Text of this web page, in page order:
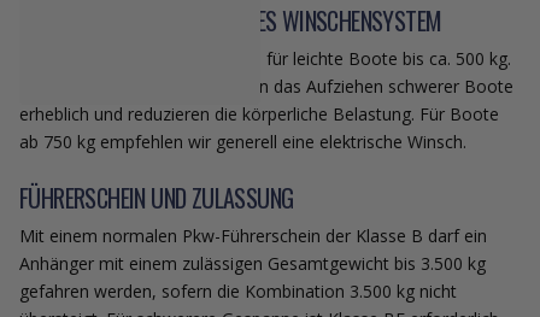
ELEKTRISCHES VS. MANUELLES WINSCHENSYSTEM
Manuelle Winschen eignen sich für leichte Boote bis ca. 500 kg.
Elektrische Winschen erleichtern das Aufziehen schwerer Boote
erheblich und reduzieren die körperliche Belastung. Für Boote
ab 750 kg empfehlen wir generell eine elektrische Winsch.
FÜHRERSCHEIN UND ZULASSUNG
Mit einem normalen Pkw-Führerschein der Klasse B darf ein
Anhänger mit einem zulässigen Gesamtgewicht bis 3.500 kg
gefahren werden, sofern die Kombination 3.500 kg nicht